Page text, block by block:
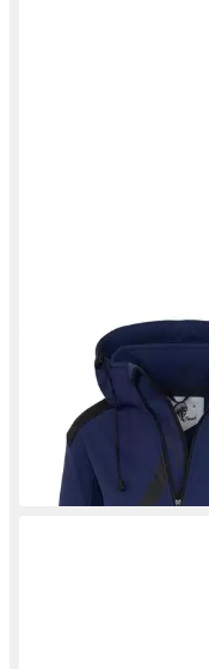
ROCK CREEK
Softshelljacke
69,90 € UVP 89,90 €
-22%
+4